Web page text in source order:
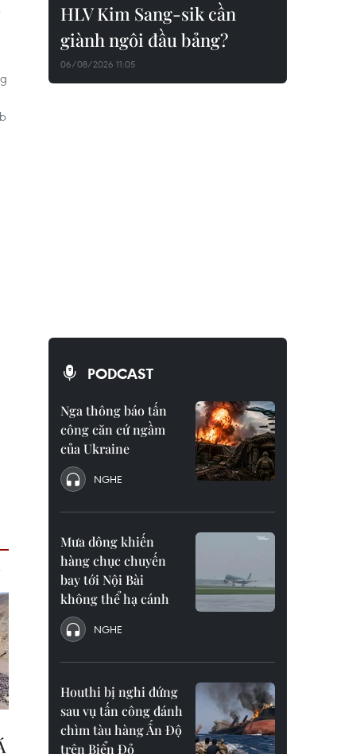
HLV Kim Sang-sik cần
giành ngôi đầu bảng?
06/08/2026 11:05
PODCAST
Nga thông báo tấn
công căn cứ ngầm
của Ukraine
NGHE
Mưa dông khiến
hàng chục chuyến
bay tới Nội Bài
không thể hạ cánh
NGHE
Houthi bị nghi đứng
sau vụ tấn công đánh
chìm tàu hàng Ấn Độ
trên Biển Đỏ